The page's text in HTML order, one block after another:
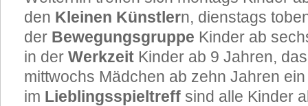
den Kleinen Künstlern, dienstags
der Bewegungsgruppe Kinder ab
in der Werkzeit Kinder ab 9 Jahren,
mittwochs Mädchen ab zehn Jahren
im Lieblingsspieltreff sind alle Kinder